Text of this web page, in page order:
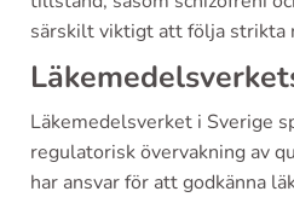
särskilt viktigt att följa strikta
Läkemedelsverket i Sverige
regulatorisk övervakning av
har ansvar för att godkänna